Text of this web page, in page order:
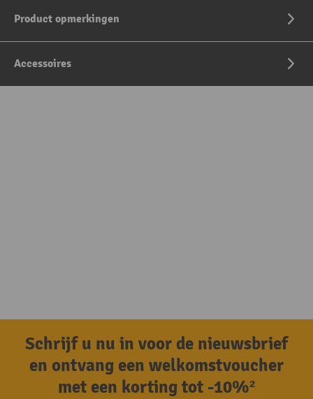
Product opmerkingen
Accessoires
Schrijf u nu in voor de nieuwsbrief
en ontvang een welkomstvoucher
met een korting tot -10%²